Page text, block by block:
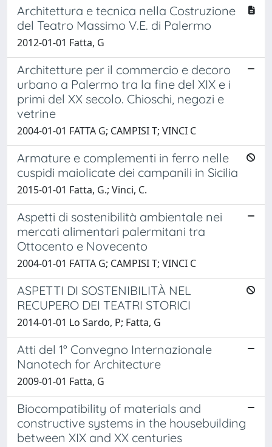
Architettura e tecnica nella Costruzione
del Teatro Massimo V.E. di Palermo
2012-01-01 Fatta, G
Architetture per il commercio e decoro
urbano a Palermo tra la fine del XIX e i
primi del XX secolo. Chioschi, negozi e
vetrine
2004-01-01 FATTA G; CAMPISI T; VINCI C
Armature e complementi in ferro nelle
cuspidi maiolicate dei campanili in Sicilia
2015-01-01 Fatta, G.; Vinci, C.
Aspetti di sostenibilità ambientale nei
mercati alimentari palermitani tra
Ottocento e Novecento
2004-01-01 FATTA G; CAMPISI T; VINCI C
ASPETTI DI SOSTENIBILITÀ NEL
RECUPERO DEI TEATRI STORICI
2014-01-01 Lo Sardo, P; Fatta, G
Atti del 1° Convegno Internazionale
Nanotech for Architecture
2009-01-01 Fatta, G
Biocompatibility of materials and
constructive systems in the housebuilding
between XIX and XX centuries